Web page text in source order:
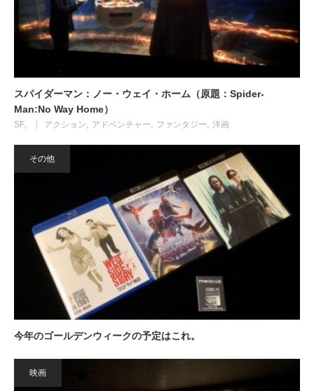
スパイダーマン：ノー・ウェイ・ホーム（原題：Spider-
Man:No Way Home）
SF アクション アドベンチャー ファンタジー 洋画
その他
今年のゴールデンウィークの予定はこれ。
映画